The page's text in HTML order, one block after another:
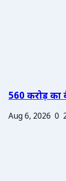
560 करोड़ का
Aug 6, 2026 0